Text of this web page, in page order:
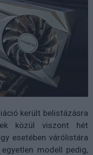
került belistázásra
közül viszont hét
esetében várólistára
modell pedig,